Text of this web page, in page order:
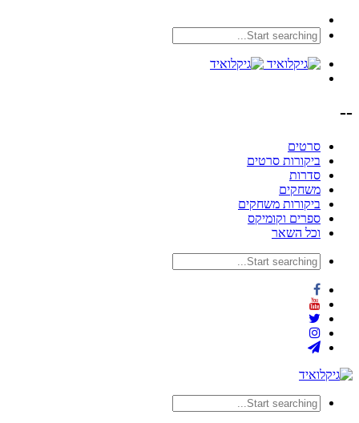
--
סרטים
ביקורות סרטים
סדרות
משחקים
ביקורות משחקים
ספרים וקומיקס
וכל השאר